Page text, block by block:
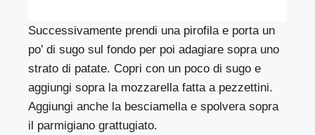
Successivamente prendi una pirofila e porta un
po’ di sugo sul fondo per poi adagiare sopra uno
strato di patate. Copri con un poco di sugo e
aggiungi sopra la mozzarella fatta a pezzettini.
Aggiungi anche la besciamella e spolvera sopra
il parmigiano grattugiato.